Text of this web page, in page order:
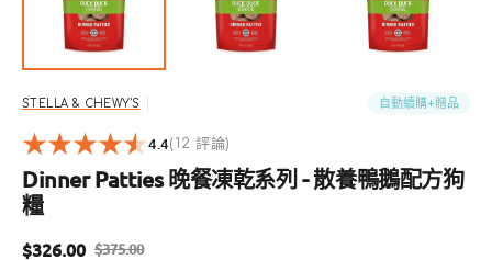
案
STELLA & CHEWY'S 自動續購+贈品
4.4(12 評論)
Dinner Patties 晚餐凍乾系列 - 散養鴨鵝配方狗
糧
$326.00 $375.00